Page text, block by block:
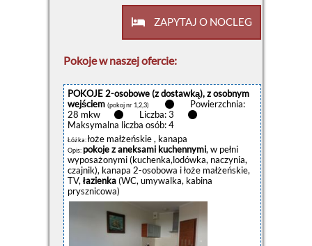
ZAPYTAJ O NOCLEG
Pokoje w naszej ofercie:
POKOJE 2-osobowe (z dostawką), z osobnym
wejściem (pokoj nr 1,2,3)
Powierzchnia:
28 mkw
Liczba: 3
Maksymalna liczba osób: 4
Łóżka:łoże małżeńskie , kanapa
Opis: pokoje z aneksami kuchennymi, w pełni
wyposażonymi (kuchenka,lodówka, naczynia,
czajnik), kanapa 2-osobowa i łoże małżeńskie,
TV, łazienka(WC, umywalka, kabina
prysznicowa)